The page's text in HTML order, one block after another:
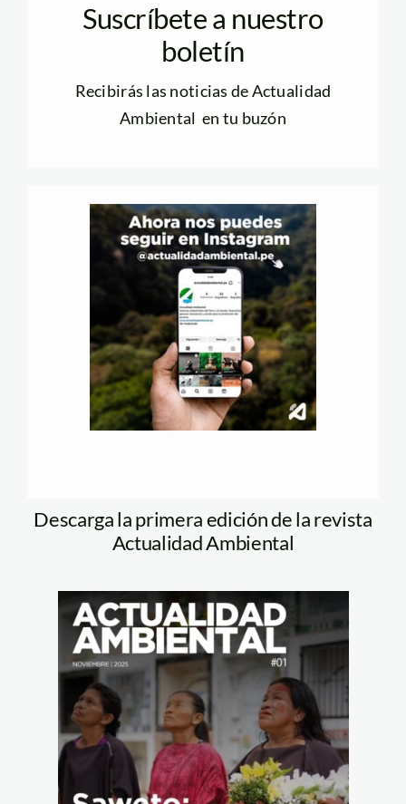
Suscríbete a nuestro
boletín
Recibirás las noticias de Actualidad
Ambiental en tu buzón
Descarga la primera edición de la revista
Actualidad Ambiental